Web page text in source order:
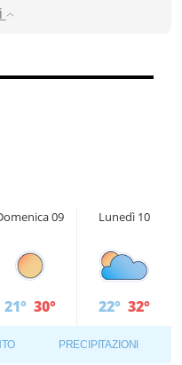
09
21° 30°
Lunedì 10
22° 32°
PRECIPITAZIONI